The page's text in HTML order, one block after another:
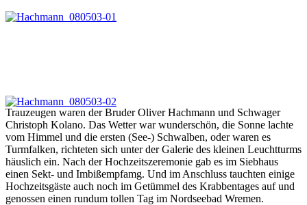
Trauzeugen waren der Bruder Oliver Hachmann und Schwager
Christoph Kolano. Das Wetter war wunderschön, die Sonne lachte
vom Himmel und die ersten (See-) Schwalben, oder waren es
Turmfalken, richteten sich unter der Galerie des kleinen Leuchtturms
häuslich ein. Nach der Hochzeitszeremonie gab es im Siebhaus
einen Sekt- und Imbißempfamg. Und im Anschluss tauchten einige
Hochzeitsgäste auch noch im Getümmel des Krabbentages auf und
genossen einen rundum tollen Tag im Nordseebad Wremen.